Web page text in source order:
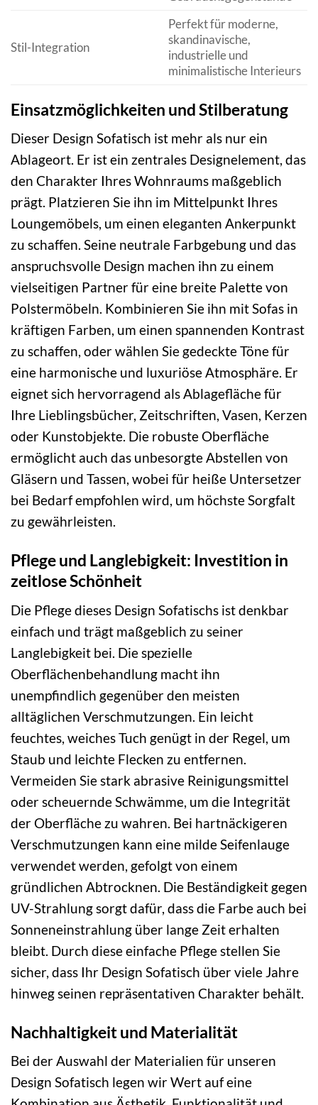
Stil-Integration
Perfekt für moderne,
skandinavische,
industrielle und
minimalistische Interieurs
Einsatzmöglichkeiten und Stilberatung
Dieser Design Sofatisch ist mehr als nur ein
Ablageort. Er ist ein zentrales Designelement, das
den Charakter Ihres Wohnraums maßgeblich
prägt. Platzieren Sie ihn im Mittelpunkt Ihres
Loungemöbels, um einen eleganten Ankerpunkt
zu schaffen. Seine neutrale Farbgebung und das
anspruchsvolle Design machen ihn zu einem
vielseitigen Partner für eine breite Palette von
Polstermöbeln. Kombinieren Sie ihn mit Sofas in
kräftigen Farben, um einen spannenden Kontrast
zu schaffen, oder wählen Sie gedeckte Töne für
eine harmonische und luxuriöse Atmosphäre. Er
eignet sich hervorragend als Ablagefläche für
Ihre Lieblingsbücher, Zeitschriften, Vasen, Kerzen
oder Kunstobjekte. Die robuste Oberfläche
ermöglicht auch das unbesorgte Abstellen von
Gläsern und Tassen, wobei für heiße Untersetzer
bei Bedarf empfohlen wird, um höchste Sorgfalt
zu gewährleisten.
Pflege und Langlebigkeit: Investition in
zeitlose Schönheit
Die Pflege dieses Design Sofatischs ist denkbar
einfach und trägt maßgeblich zu seiner
Langlebigkeit bei. Die spezielle
Oberflächenbehandlung macht ihn
unempfindlich gegenüber den meisten
alltäglichen Verschmutzungen. Ein leicht
feuchtes, weiches Tuch genügt in der Regel, um
Staub und leichte Flecken zu entfernen.
Vermeiden Sie stark abrasive Reinigungsmittel
oder scheuernde Schwämme, um die Integrität
der Oberfläche zu wahren. Bei hartnäckigeren
Verschmutzungen kann eine milde Seifenlauge
verwendet werden, gefolgt von einem
gründlichen Abtrocknen. Die Beständigkeit gegen
UV-Strahlung sorgt dafür, dass die Farbe auch bei
Sonneneinstrahlung über lange Zeit erhalten
bleibt. Durch diese einfache Pflege stellen Sie
sicher, dass Ihr Design Sofatisch über viele Jahre
hinweg seinen repräsentativen Charakter behält.
Nachhaltigkeit und Materialität
Bei der Auswahl der Materialien für unseren
Design Sofatisch legen wir Wert auf eine